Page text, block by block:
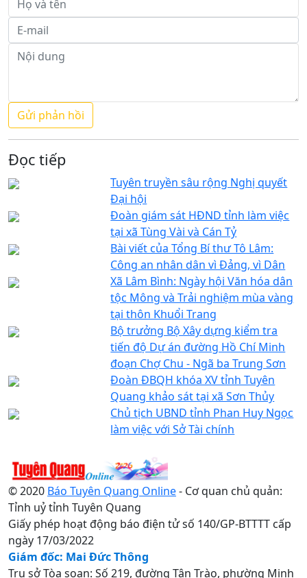
Đọc tiếp
Tuyên truyền sâu rộng Nghị quyết
Đại hội
Đoàn giám sát HĐND tỉnh làm việc
tại xã Tùng Vài và Cán Tỷ
Bài viết của Tổng Bí thư Tô Lâm:
Công an nhân dân vì Đảng, vì Dân
Xã Lâm Bình: Ngày hội Văn hóa dân
tộc Mông và Trải nghiệm mùa vàng
tại thôn Khuổi Trang
Bộ trưởng Bộ Xây dựng kiểm tra
tiến độ Dự án đường Hồ Chí Minh
đoạn Chợ Chu - Ngã ba Trung Sơn
Đoàn ĐBQH khóa XV tỉnh Tuyên
Quang khảo sát tại xã Sơn Thủy
Chủ tịch UBND tỉnh Phan Huy Ngọc
làm việc với Sở Tài chính
© 2020 Báo Tuyên Quang Online- Cơ quan chủ quản:
Tỉnh uỷ tỉnh Tuyên Quang
Giấy phép hoạt động báo điện tử số 140/GP-BTTTT cấp
ngày 17/03/2022
Giám đốc: Mai Đức Thông
Trụ sở Tòa soạn: Số 219, đường Tân Trào, phường Minh